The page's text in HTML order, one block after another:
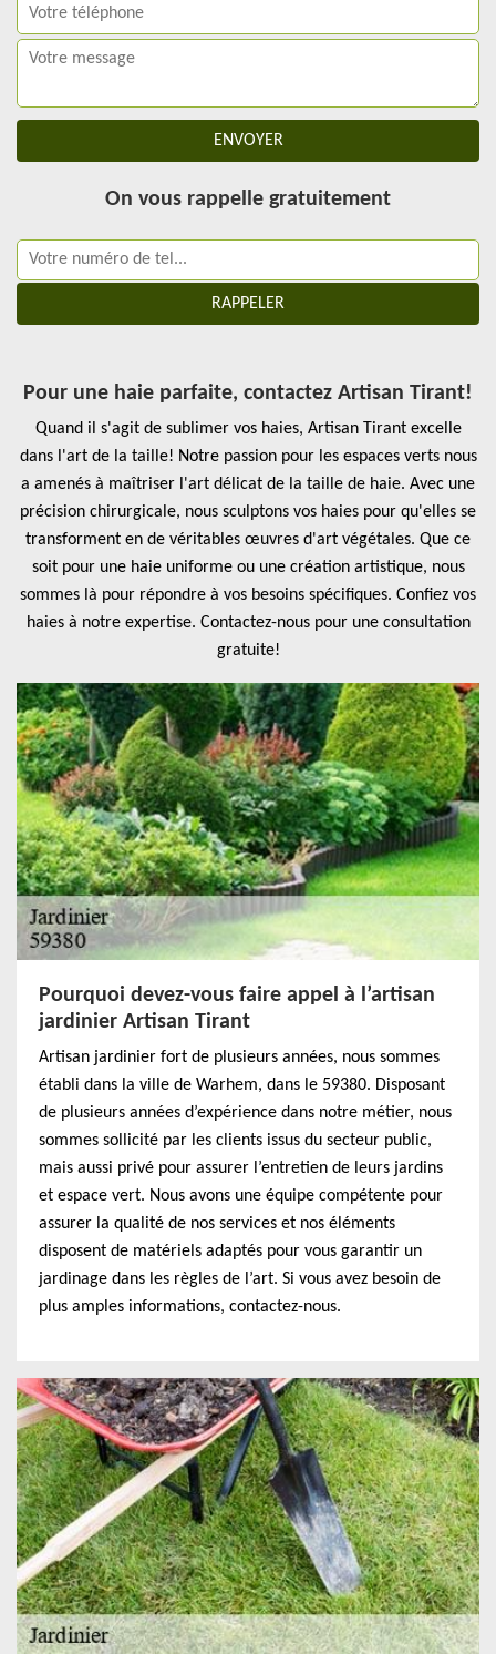
On vous rappelle gratuitement
Pour une haie parfaite, contactez Artisan Tirant!
Quand il s'agit de sublimer vos haies, Artisan Tirant excelle
dans l'art de la taille! Notre passion pour les espaces verts nous
a amenés à maîtriser l'art délicat de la taille de haie. Avec une
précision chirurgicale, nous sculptons vos haies pour qu'elles se
transforment en de véritables œuvres d'art végétales. Que ce
soit pour une haie uniforme ou une création artistique, nous
sommes là pour répondre à vos besoins spécifiques. Confiez vos
haies à notre expertise. Contactez-nous pour une consultation
gratuite!
Pourquoi devez-vous faire appel à l’artisan
jardinier Artisan Tirant
Artisan jardinier fort de plusieurs années, nous sommes
établi dans la ville de Warhem, dans le 59380. Disposant
de plusieurs années d’expérience dans notre métier, nous
sommes sollicité par les clients issus du secteur public,
mais aussi privé pour assurer l’entretien de leurs jardins
et espace vert. Nous avons une équipe compétente pour
assurer la qualité de nos services et nos éléments
disposent de matériels adaptés pour vous garantir un
jardinage dans les règles de l’art. Si vous avez besoin de
plus amples informations, contactez-nous.